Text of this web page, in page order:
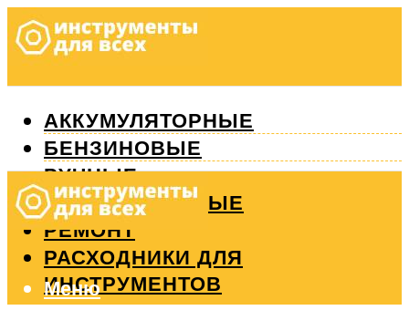
АККУМУЛЯТОРНЫЕ
БЕНЗИНОВЫЕ
РУЧНЫЕ
ИЗМЕРИТЕЛЬНЫЕ
РЕМОНТ
РАСХОДНИКИ ДЛЯ
ИНСТРУМЕНТОВ
Меню